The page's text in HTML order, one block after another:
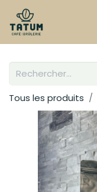
Tous les produits